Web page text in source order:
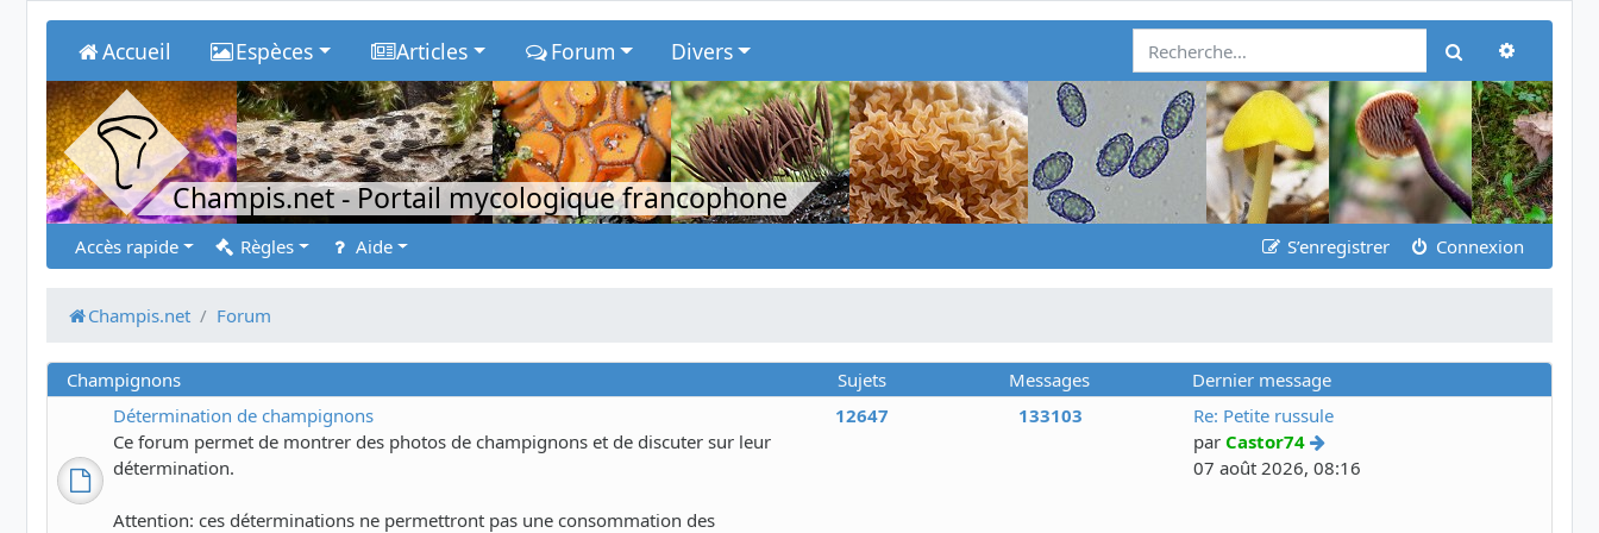
Accueil Espèces Articles Forum Divers Rechercher
Champis.net- Portail mycologique francophone
Accès rapide Règles Aide S’enregistrer Connexion
Champis.net Forum
Champignons Sujets Messages
Dernier message
Détermination de champignons
Ce forum permet de montrer des photos de champignons et de discuter sur leur
détermination.
Attention: ces déterminations ne permettront pas une consommation des
12647 133103
Re: Petite russule
par Castor74
07 août 2026, 08:16